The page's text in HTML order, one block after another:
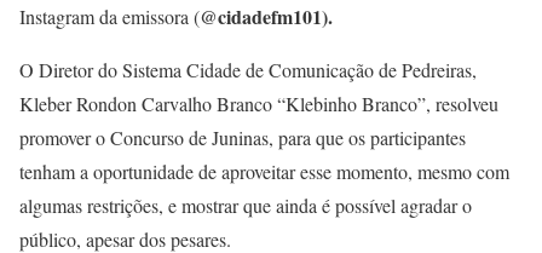
Instagram da emissora (@cidadefm101).
O Diretor do Sistema Cidade de Comunicação de Pedreiras,
Kleber Rondon Carvalho Branco “Klebinho Branco”, resolveu
promover o Concurso de Juninas, para que os participantes
tenham a oportunidade de aproveitar esse momento, mesmo com
algumas restrições, e mostrar que ainda é possível agradar o
público, apesar dos pesares.